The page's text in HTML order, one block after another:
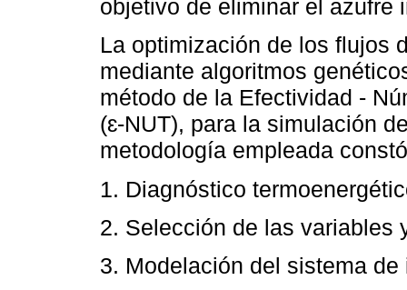
objetivo de eliminar el azufre
La optimización de los flujos
mediante algoritmos
método de la Efectividad -
(ɛ-NUT), para la simulación
metodología empleada
1. Diagnóstico
2. Selección de las variables
3. Modelación del sistema